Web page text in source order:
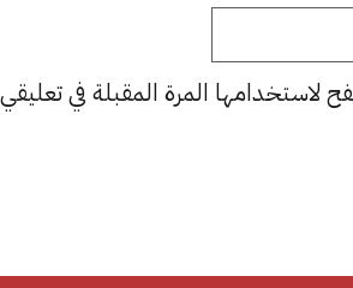
لاستخدامها المرة المقبلة في